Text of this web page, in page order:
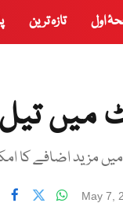
اول تازہ ترین
میں
مزید اضافے کا
May 7,